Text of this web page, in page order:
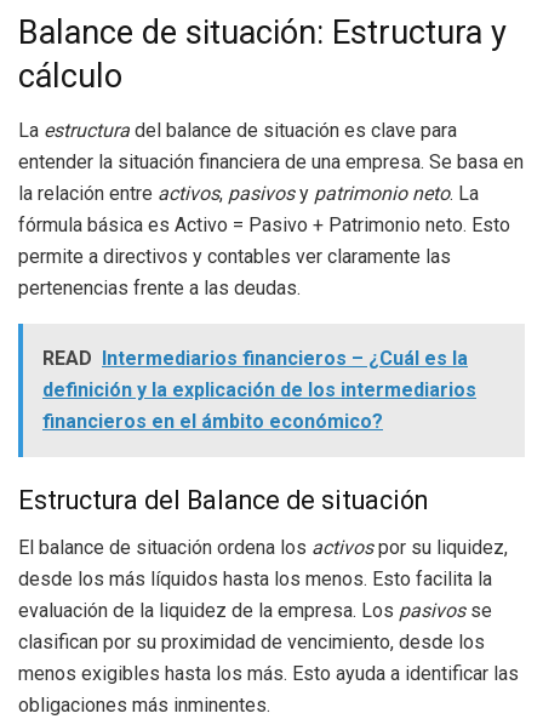
Balance de situación: Estructura y
cálculo
La estructura del balance de situación es clave para
entender la situación financiera de una empresa. Se basa en
la relación entre activos, pasivosy patrimonio neto. La
fórmula básica es Activo = Pasivo + Patrimonio neto. Esto
permite a directivos y contables ver claramente las
pertenencias frente a las deudas.
READ Intermediarios financieros – ¿Cuál es la
definición y la explicación de los intermediarios
financieros en el ámbito económico?
Estructura del Balance de situación
El balance de situación ordena los activospor su liquidez,
desde los más líquidos hasta los menos. Esto facilita la
evaluación de la liquidez de la empresa. Los pasivosse
clasifican por su proximidad de vencimiento, desde los
menos exigibles hasta los más. Esto ayuda a identificar las
obligaciones más inminentes.